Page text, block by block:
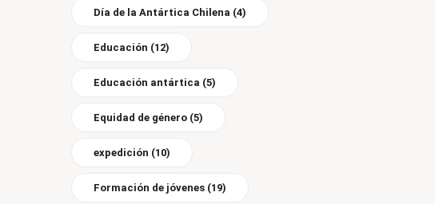
Día de la Antártica Chilena (4)
Educación (12)
Educación antártica (5)
Equidad de género (5)
expedición (10)
Formación de jóvenes (19)